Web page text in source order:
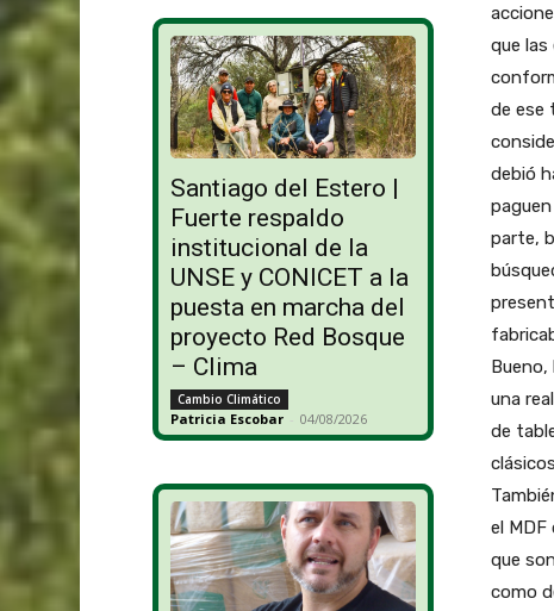
Santiago del Estero |
Fuerte respaldo
institucional de la
UNSE y CONICET a la
puesta en marcha del
proyecto Red Bosque
– Clima
Cambio Climático
Patricia Escobar - 04/08/2026
que las
de ese
debió
parte,
una
de
el
que
como